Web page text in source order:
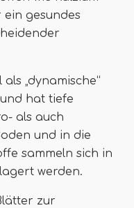
gesundes
„dynamische“
hat tiefe
als auch
und in die
sammeln sich in
werden.
zur